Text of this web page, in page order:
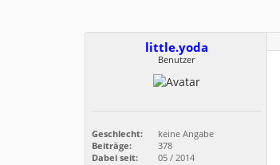
little.yoda
Benutzer
Geschlecht:
keine Angabe
Beiträge:
378
Dabei seit:
05 / 2014